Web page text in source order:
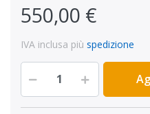
550,00 €
IVA inclusa più spedizione